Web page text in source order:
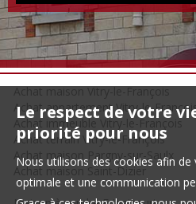
Achat maison Vitry-le-François
Achat appartement Vitry-le-
Achat immeuble Vitry-le-François
Achat terrain Vitry-le-François
Achat maison Pargny-sur-Saulx
Achat maison Saint-Dizier
Le respect de votre
priorité pour nous
Nous utilisons des cookies afin
optimale et une communication